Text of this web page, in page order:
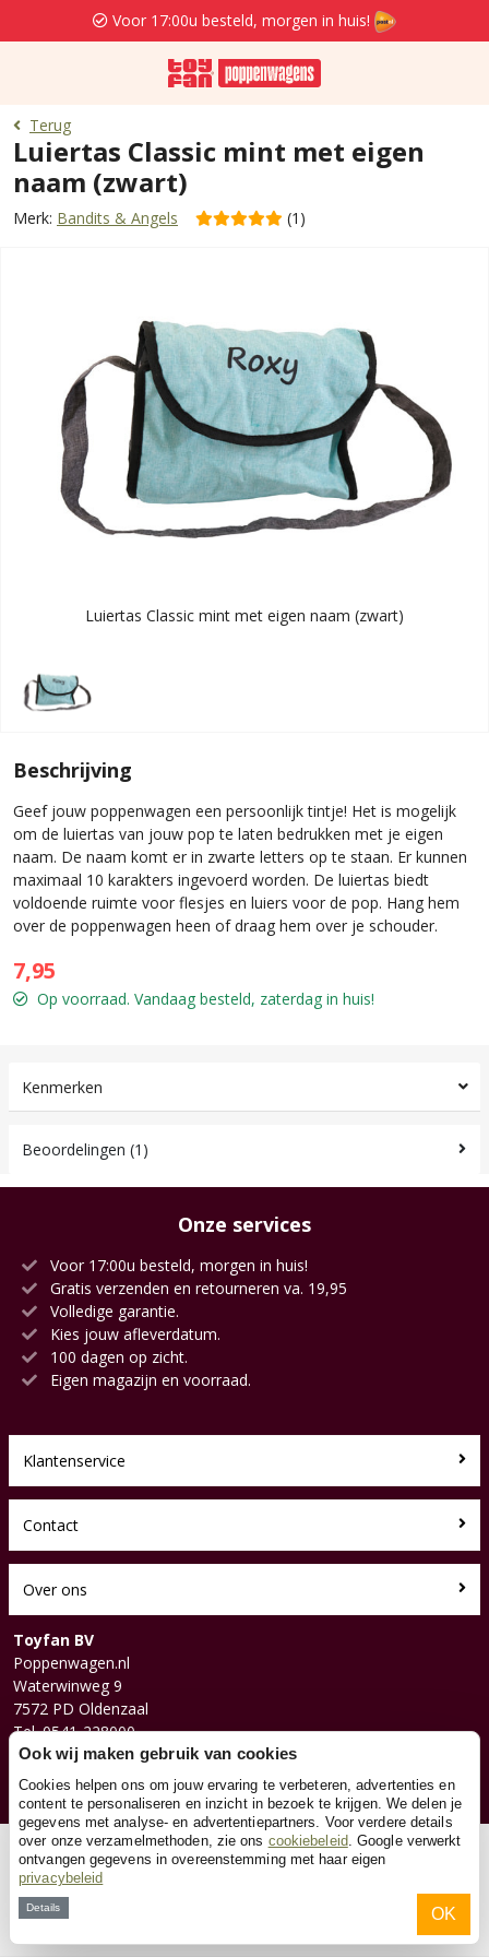
Voor 17:00u besteld, morgen in huis!
Terug
Luiertas Classic mint met eigen
naam (zwart)
Merk: Bandits & Angels (1)
Luiertas Classic mint met eigen naam (zwart)
Beschrijving
Geef jouw poppenwagen een persoonlijk tintje! Het is mogelijk
om de luiertas van jouw pop te laten bedrukken met je eigen
naam. De naam komt er in zwarte letters op te staan. Er kunnen
maximaal 10 karakters ingevoerd worden. De luiertas biedt
voldoende ruimte voor flesjes en luiers voor de pop. Hang hem
over de poppenwagen heen of draag hem over je schouder.
7,95
Op voorraad. Vandaag besteld, zaterdag in huis!
Kenmerken
Beoordelingen (1)
Onze services
Voor 17:00u besteld, morgen in huis!
Gratis verzenden en retourneren va. 19,95
Volledige garantie.
Kies jouw afleverdatum.
100 dagen op zicht.
Eigen magazijn en voorraad.
Klantenservice
Contact
Over ons
Toyfan BV
Poppenwagen.nl
Waterwinweg 9
7572 PD Oldenzaal
Tel. 0541-228000
Facebook
Instagram
© 2026 Toyfan BV
Ook wij maken gebruik van cookies
Cookies helpen ons om jouw ervaring te verbeteren, advertenties en
content te personaliseren en inzicht in bezoek te krijgen. We delen je
gegevens met analyse- en advertentiepartners. Voor verdere details
over onze verzamelmethoden, zie ons cookiebeleid. Google verwerkt
ontvangen gegevens in overeenstemming met haar eigen
privacybeleid
Details OK